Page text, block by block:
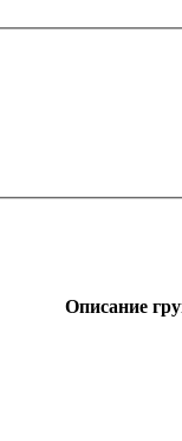
Описание